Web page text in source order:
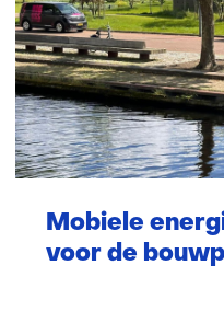
Mobiele
voor de